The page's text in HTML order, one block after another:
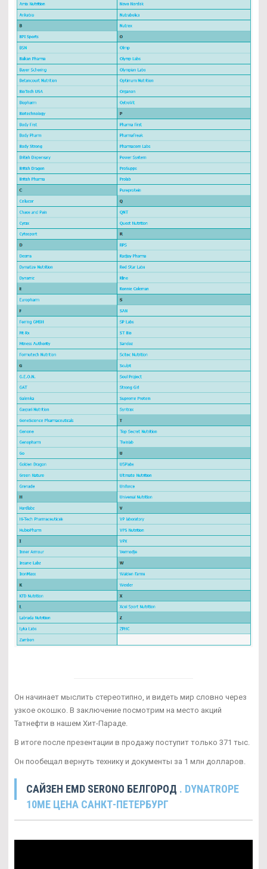
Он начинает мыслить стереотипно, и видеть мир словно через
узкое окошко. В заключение посмотрим на место акций
Татнефти в нашем Хит-Параде.
В итоге после презентации в продажу поступит только 371 тыс.
Он пообещал вернуть технику и документы за 1 млн долларов.
САЙЗЕН EMD SERONO БЕЛГОРОД . DYNATROPE
10ME ЦЕНА САНКТ-ПЕТЕРБУРГ